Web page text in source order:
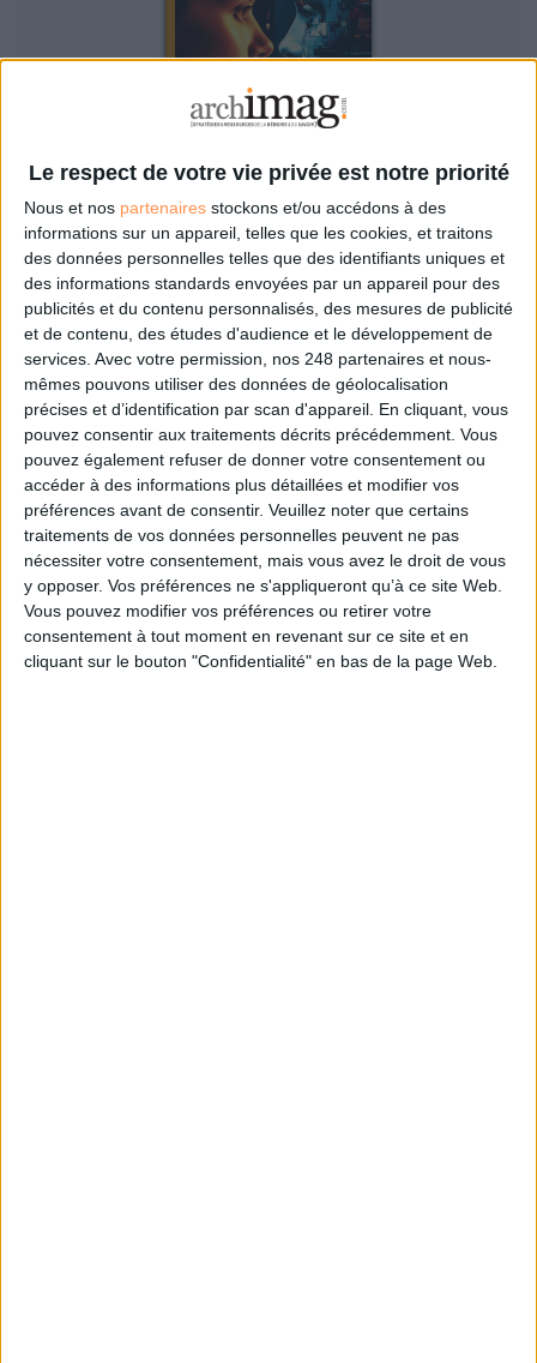
Le respect de votre vie privée est notre priorité
Nous et nos partenaires stockons et/ou accédons à des
informations sur un appareil, telles que les cookies, et traitons
des données personnelles telles que des identifiants uniques et
des informations standards envoyées par un appareil pour des
publicités et du contenu personnalisés, des mesures de publicité
et de contenu, des études d'audience et le développement de
services. Avec votre permission, nos 248 partenaires et nous-
mêmes pouvons utiliser des données de géolocalisation
précises et d’identification par scan d'appareil. En cliquant, vous
pouvez consentir aux traitements décrits précédemment. Vous
pouvez également refuser de donner votre consentement ou
accéder à des informations plus détaillées et modifier vos
préférences avant de consentir. Veuillez noter que certains
traitements de vos données personnelles peuvent ne pas
nécessiter votre consentement, mais vous avez le droit de vous
y opposer. Vos préférences ne s'appliqueront qu’à ce site Web.
Vous pouvez modifier vos préférences ou retirer votre
consentement à tout moment en revenant sur ce site et en
cliquant sur le bouton "Confidentialité" en bas de la page Web.
Abonnez-vous
NOUS SUIVRE
Facebook
Twitter
Linkedin
RSS